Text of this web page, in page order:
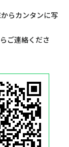
らカンタンに写
ご連絡くださ